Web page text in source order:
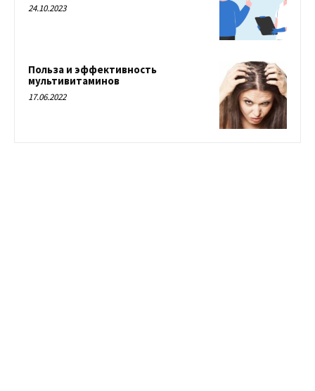
24.10.2023
Польза и эффективность
мультивитаминов
17.06.2022